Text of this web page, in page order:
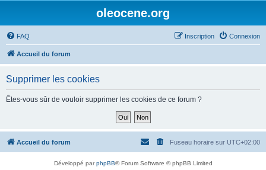
oleocene.org
FAQ Connexion
Inscription
Accueil du forum
Supprimer les cookies
Êtes-vous sûr de vouloir supprimer les cookies de ce forum ?
Accueil du forum Fuseau horaire sur UTC+02:00
Développé parphpBB® Forum Software © phpBB Limited